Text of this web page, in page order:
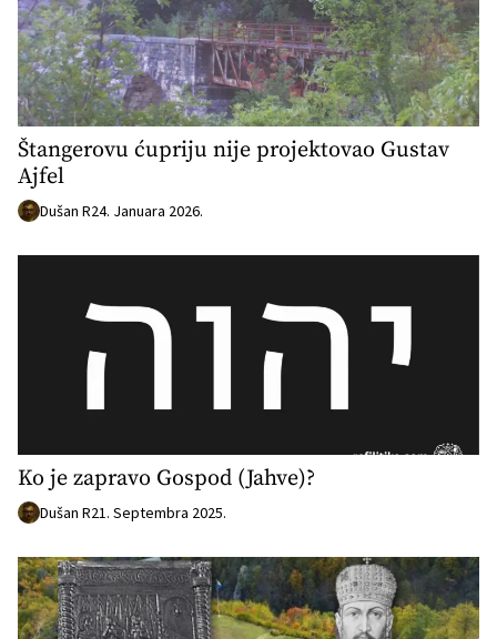
Štangerovu ćupriju nije projektovao Gustav
Ajfel
Dušan R24. Januara 2026.
Ko je zapravo Gospod (Jahve)?
Dušan R21. Septembra 2025.